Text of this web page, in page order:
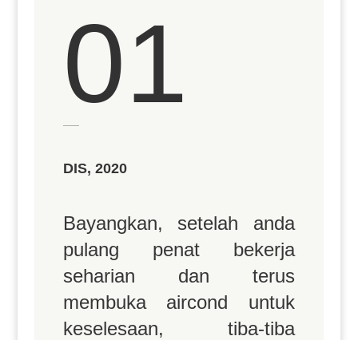
01
DIS, 2020
Bayangkan, setelah anda
pulang penat bekerja
seharian dan terus
membuka aircond untuk
keselesaan, tiba-tiba